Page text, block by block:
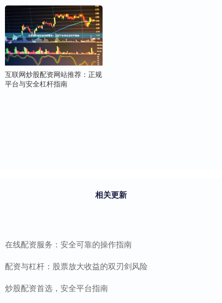
互联网炒股配资网站推荐：正规
平台与安全杠杆指南
相关更新
在线配资服务：安全可靠的操作指南
配资与杠杆：股票放大收益的双刃剑风险
炒股配资首选，安全平台指南